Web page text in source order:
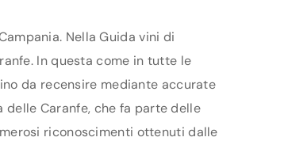
Nella Guida vini di
In questa come in tutte le
da recensire mediante accurate
delle Caranfe, che fa parte delle
riconoscimenti ottenuti dalle